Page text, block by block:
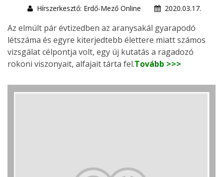
Hírszerkesztő: Erdő-Mező Online
2020.03.17.
Az elmúlt pár évtizedben az aranysakál gyarapodó
létszáma és egyre kiterjedtebb élettere miatt számos
vizsgálat célpontja volt, egy új kutatás a ragadozó
rokoni viszonyait, alfajait tárta fel.Tovább >>>